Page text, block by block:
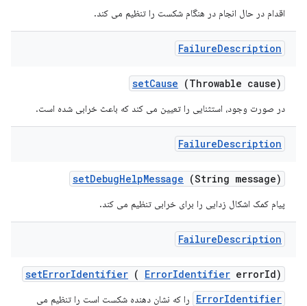
اقدام در حال انجام در هنگام شکست را تنظیم می کند.
FailureDescription
setCause (Throwable cause)
در صورت وجود، استثنایی را تعیین می کند که باعث خرابی شده است.
FailureDescription
setDebugHelpMessage (String message)
پیام کمک اشکال زدایی را برای خرابی تنظیم می کند.
FailureDescription
setErrorIdentifier ( ErrorIdentifier errorId)
ErrorIdentifier
را که نشان دهنده شکست است را تنظیم می